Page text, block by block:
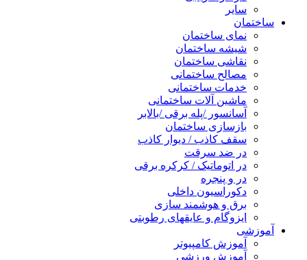
سایر
ساختمان
نمای ساختمان
شیشه ساختمان
نقاشی ساختمان
مصالح ساختمانی
خدمات ساختمانی
ماشین آلات ساختمانی
آسانسور /پله برقی /بالابر
بازسازی ساختمان
سقف کاذب / دیوار کاذب
در ضد سرقت
در اتوماتیک / کرکره برقی
در و پنجره
دکوراسیون داخلی
برق و هوشمند سازی
ایزوگام و عایقهای رطوبتی
آموزشی
آموزش کامپیوتر
آموزش ورزشی